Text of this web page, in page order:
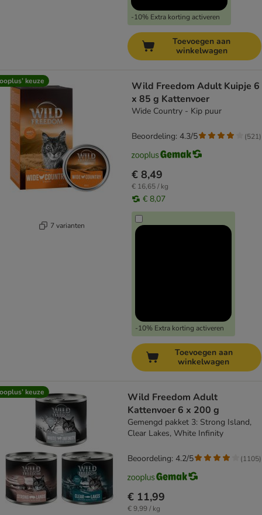
-10% Extra korting activeren
Toevoegen aan
winkelwagen
keuze
7 varianten
Wild Freedom Adult Kuipje 6
x 85 g Kattenvoer
Wide Country - Kip puur
€ 8,49
€ 16,65 / kg
€ 8,07
-10% Extra korting activeren
Beoordeling: 4.3/5 (521)
Toevoegen aan
winkelwagen
keuze
Wild Freedom Adult
Kattenvoer 6 x 200 g
Gemengd pakket 3: Strong Island,
Clear Lakes, White Infinity
€ 11,99
€ 9,99 / kg
Beoordeling: 4.2/5 (1105)